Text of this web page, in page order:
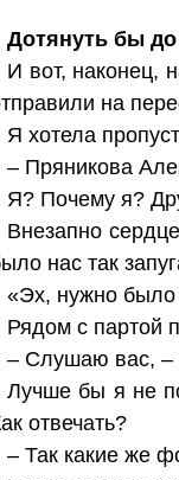
Дотянуть бы
И вот, наконец,
на
Я хотела
– Пряникова
Я? Почему я?
Внезапно
нас так
«Эх, нужно было
Рядом с партой
– Слушаю вас, –
Лучше бы я не
отвечать?
– Так какие же